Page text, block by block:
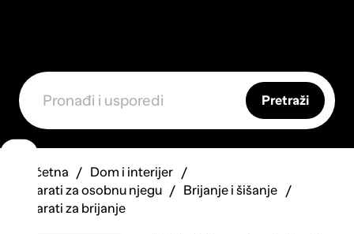
Pretraži
Početna
Dom i interijer
Aparati za osobnu njegu
Brijanje i šišanje
Aparati za brijanje